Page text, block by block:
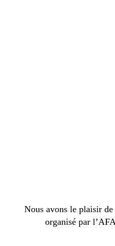
Nous avons le plaisir
organisé par